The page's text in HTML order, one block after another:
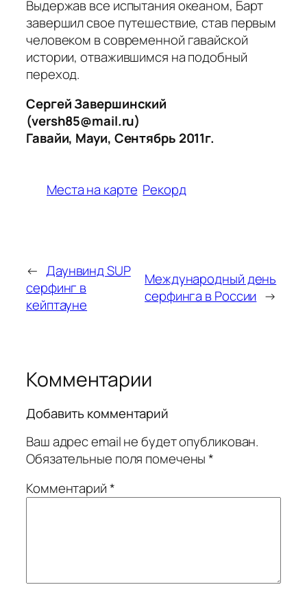
Выдержав все испытания океаном, Барт
завершил свое путешествие, став первым
человеком в современной гавайской
истории, отважившимся на подобный
переход.
Сергей Завершинский
(versh85@mail.ru)
Гавайи, Мауи, Сентябрь 2011г.
Места на карте Рекорд
← Даунвинд SUP
серфинг в
кейптауне
Международный день
серфинга в России →
Комментарии
Добавить комментарий
Ваш адрес email не будет опубликован.
Обязательные поля помечены*
Комментарий*